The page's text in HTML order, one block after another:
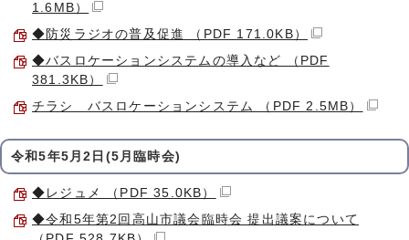
1.6MB）
◆防災ラジオの普及促進 （PDF 171.0KB）
◆バスロケーションシステムの導入など （PDF
381.3KB）
チラシ バスロケーションシステム （PDF 2.5MB）
令和5年5月2日(5月臨時会)
◆レジュメ （PDF 35.0KB）
◆令和5年第2回高山市議会臨時会 提出議案について